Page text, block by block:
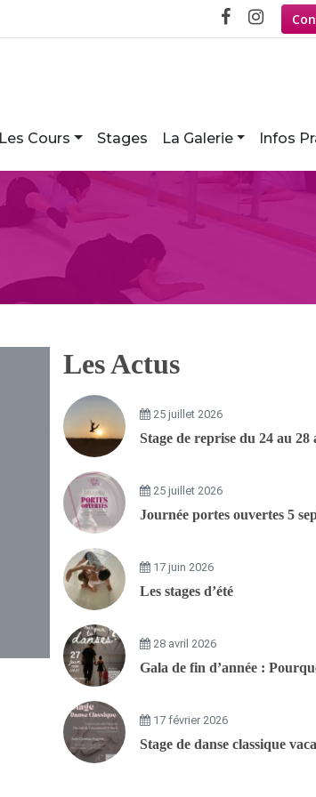
Les Cours Stages La Galerie Infos
Les Actus
25 juillet 2026
Stage de reprise du 24 au 28
25 juillet 2026
Journée portes ouvertes 5
17 juin 2026
Les stages d’été
28 avril 2026
Gala de fin d’année :
17 février 2026
Stage de danse classique